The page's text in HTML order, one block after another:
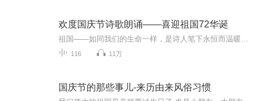
欢度国庆节诗歌朗诵——喜迎祖国72华诞
116 11万
国庆节的那些事儿-来历由来风俗习惯